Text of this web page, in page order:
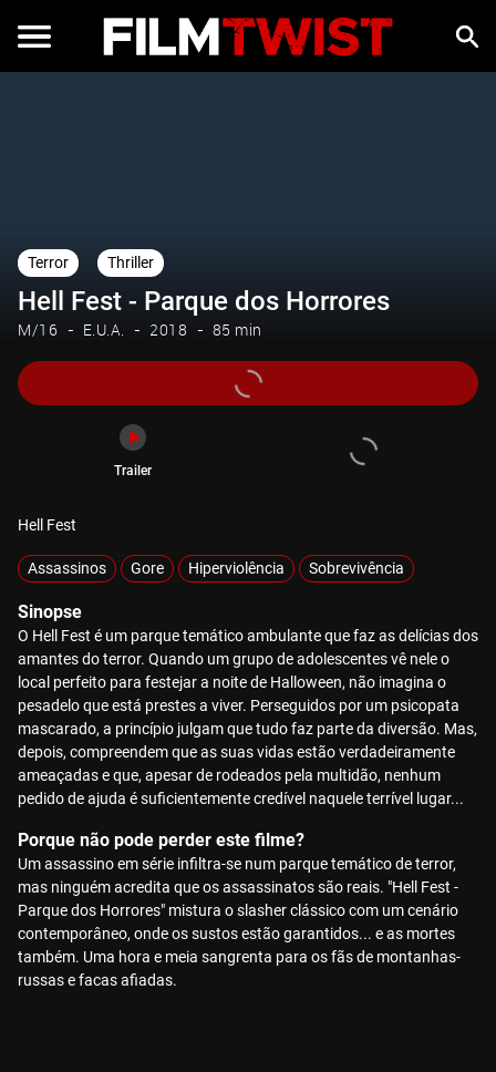
Terror Thriller
Hell Fest - Parque dos Horrores
M/16 E.U.A. 2018 85 min
Trailer
Hell Fest
Assassinos Gore Hiperviolência Sobrevivência
Sinopse
O Hell Fest é um parque temático ambulante que faz as delícias dos
amantes do terror. Quando um grupo de adolescentes vê nele o
local perfeito para festejar a noite de Halloween, não imagina o
pesadelo que está prestes a viver. Perseguidos por um psicopata
mascarado, a princípio julgam que tudo faz parte da diversão. Mas,
depois, compreendem que as suas vidas estão verdadeiramente
ameaçadas e que, apesar de rodeados pela multidão, nenhum
pedido de ajuda é suficientemente credível naquele terrível lugar...
Porque não pode perder este filme?
Um assassino em série infiltra-se num parque temático de terror,
mas ninguém acredita que os assassinatos são reais. "Hell Fest -
Parque dos Horrores" mistura o slasher clássico com um cenário
contemporâneo, onde os sustos estão garantidos... e as mortes
também. Uma hora e meia sangrenta para os fãs de montanhas-
russas e facas afiadas.